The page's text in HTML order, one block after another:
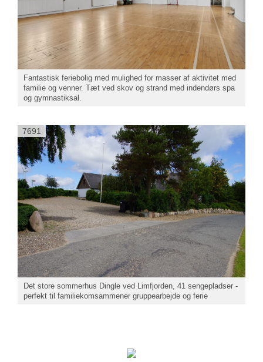
Fantastisk feriebolig med mulighed for masser af aktivitet med
familie og venner. Tæt ved skov og strand med indendørs spa
og gymnastiksal.
7691
Det store sommerhus Dingle ved Limfjorden, 41 sengepladser -
perfekt til familiekomsammener gruppearbejde og ferie